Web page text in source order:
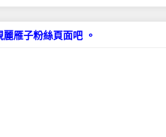
麗雁子粉絲頁面吧 。